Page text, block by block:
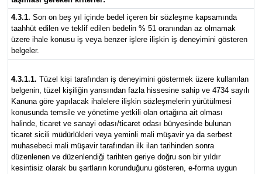
4.3.1. Son on beş yıl içinde bedel içeren bir sözleşme kapsamında
taahhüt edilen ve teklif edilen bedelin % 51 oranından az olmamak
üzere ihale konusu iş veya benzer işlere ilişkin iş deneyimini gösteren
belgeler.
4.3.1.1. Tüzel kişi tarafından iş deneyimini göstermek üzere kullanılan
belgenin, tüzel kişiliğin yarısından fazla hissesine sahip ve 4734 sayılı
Kanuna göre yapılacak ihalelere ilişkin sözleşmelerin yürütülmesi
konusunda temsile ve yönetime yetkili olan ortağına ait olması
halinde, ticaret ve sanayi odası/ticaret odası bünyesinde bulunan
ticaret sicili müdürlükleri veya yeminli mali müşavir ya da serbest
muhasebeci mali müşavir tarafından ilk ilan tarihinden sonra
düzenlenen ve düzenlendiği tarihten geriye doğru son bir yıldır
kesintisiz olarak bu şartların korunduğunu gösteren, e-forma uygun